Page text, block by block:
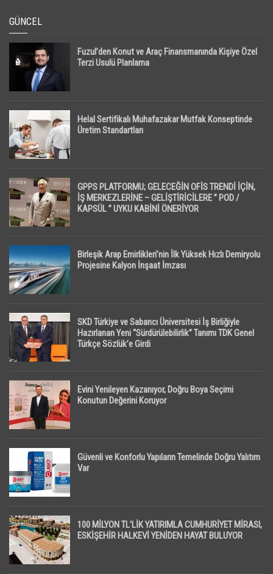
GÜNCEL
Fuzul’den Konut ve Araç Finansmanında Kişiye Özel
Terzi Usulü Planlama
Helal Sertifikalı Muhafazakar Mutfak Konseptinde
Üretim Standartları
GPPS PLATFORMU; GELECEĞİN OFİS TRENDİ İÇİN,
İŞ MERKEZLERİNE – GELİŞTİRİCİLERE ” POD /
KAPSÜL ” UYKU KABİNİ ÖNERİYOR
Birleşik Arap Emirlikleri’nin İlk Yüksek Hızlı Demiryolu
Projesine Kalyon İnşaat İmzası
SKD Türkiye ve Sabancı Üniversitesi İş Birliğiyle
Hazırlanan Yeni “Sürdürülebilirlik” Tanımı TDK Genel
Türkçe Sözlük’e Girdi
Evini Yenileyen Kazanıyor, Doğru Boya Seçimi
Konutun Değerini Koruyor
Güvenli ve Konforlu Yapıların Temelinde Doğru Yalıtım
Var
100 MİLYON TL’LİK YATIRIMLA CUMHURİYET MİRASI,
ESKİŞEHİR HALKEVİ YENİDEN HAYAT BULUYOR